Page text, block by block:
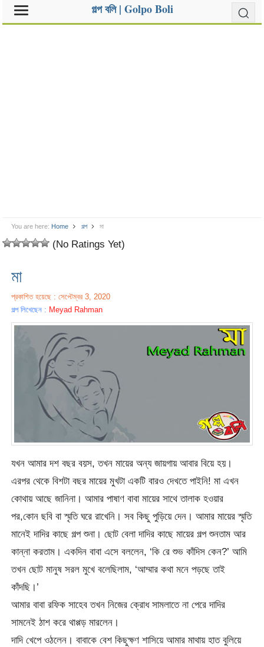
গল্প বলি | Golpo Boli
You are here: Home গল্প মা
(No Ratings Yet)
মা
প্রকাশিত হয়েছে : সেপ্টেম্বর 3, 2020
গল্প লিখেছেন : Meyad Rahman
যখন আমার দশ বছর বয়স, তখন মায়ের অন্য জায়গায় আবার বিয়ে হয়।
এরপর থেকে বিশটা বছর মায়ের মুখটা একটি বারও দেখতে পাইনি! মা এখন
কোথায় আছে জানিনা। আমার পাষাণ বাবা মায়ের সাথে তালাক হওয়ার
পর,কোন ছবি বা স্মৃতি ঘরে রাখেনি। সব কিছু পুড়িয়ে দেন। আমার মায়ের স্মৃতি
মানেই দাদির কাছে গল্প শুনা। ছোট বেলা দাদির কাছে মায়ের গল্প শুনতাম আর
কান্না করতাম। একদিন বাবা এসে বললেন, ‘কি রে শুভ কাঁদিস কেন?’ আমি
তখন ছোট মানুষ সরল মুখে বলেছিলাম, ‘আম্মার কথা মনে পড়ছে তাই
কাঁদছি।’
আমার বাবা রফিক সাহেব তখন নিজের ক্রোধ সামলাতে না পেরে দাদির
সামনেই ঠাশ করে থাপ্পড় মারলেন।
দাদি খেপে ওঠলেন। বাবাকে বেশ কিছুক্ষণ শাসিয়ে আমার মাথায় হাত বুলিয়ে